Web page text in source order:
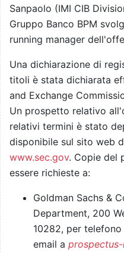
Sanpaolo (IMI CIB
Gruppo Banco BPM
running manager
Una dichiarazione di
titoli è stata dichiarata
and Exchange
Un prospetto relativo
relativi termini è stato
disponibile sul sito web
www.sec.gov. Copie del
essere richieste a:
Goldman Sachs &
Department, 200
10282, per
email a prospectus-